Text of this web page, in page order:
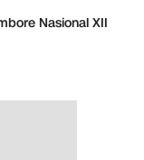
Nasional XII